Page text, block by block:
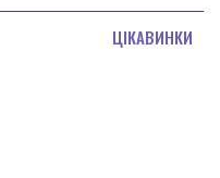
ЦІКАВИНКИ